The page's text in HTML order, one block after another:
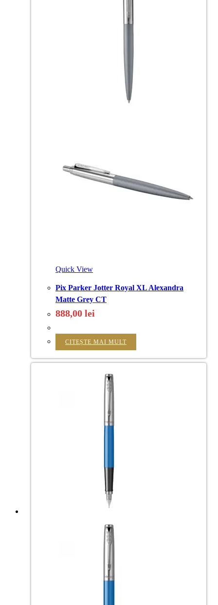
Quick View
Pix Parker Jotter Royal XL Alexandra
Matte Grey CT
888,00 lei
CITEȘTE MAI MULT